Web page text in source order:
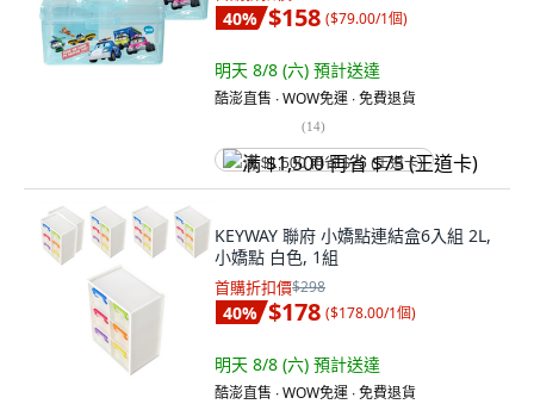
40% $158 ($79.00/1個)
明天 8/8 (六) 預計送達
酷澎直售 ∙ WOW免運 ∙ 免費退貨
(14)
满 $1,500 再省 $75 (王道卡)
KEYWAY 聯府 小嬌點連結盒6入組 2L,
小嬌點 白色, 1組
首購折扣價$298
40% $178 ($178.00/1個)
明天 8/8 (六) 預計送達
酷澎直售 ∙ WOW免運 ∙ 免費退貨